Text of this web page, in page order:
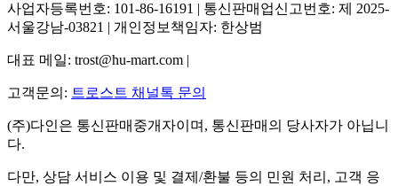
사업자등록번호: 101-86-16191 | 통신판매업신고번호: 제 2025-
서울강남-03821 | 개인정보책임자: 한상범
대표 메일: trost@hu-mart.com |
고객문의: 트로스트 채널톡 문의
(주)다인은 통신판매중개자이며, 통신판매의 당사자가 아닙니
다.
다만, 상담 서비스 이용 및 결제/환불 등의 민원 처리, 고객 응